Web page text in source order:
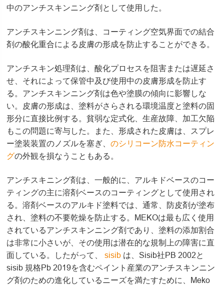
中のアンチスキンニング剤として使用した。
アンチスキンニング剤は、コーティング空気界面での結合
剤の酸化重合による皮膚の形成を防止することができる。
アンチスキン処理剤は、酸化プロセスを阻害または遅延さ
せ、それによって保管中及び使用中の皮膚形成を防止す
る。アンチスキンニング剤は色や塗膜の傾向に影響しな
い。皮膚の形成は、塗料がさらされる環境温度と塗料の固
形分に直接比例する。貧弱な定式化、生産故障、加工欠陥
もこの問題に寄与した。また、形成された皮膚は、スプレ
ー塗装装置のノズルを塞ぎ、のシリコーン防水コーティン
グの外観を損なうこともある。
アンチスキニング剤は、一般的に、アルキドベースのコー
ティングの主に溶剤ベースのコーティングとして使用され
る。溶剤ベースのアルキド塗料では、通常、防皮剤が塗布
され、塗料の不要乾燥を防止する。MEKOは最も広く使用
されているアンチスキンニング剤であり、塗料の添加割合
は非常に小さいが、その使用は潜在的な規制上の障害に直
面している。したがって、
sisib は、Sisib社PB 2002と
sisib 規格Pb 2019を含むペイント産業のアンチスキンニン
グ剤のための進化しているニーズを満たすために、Meko